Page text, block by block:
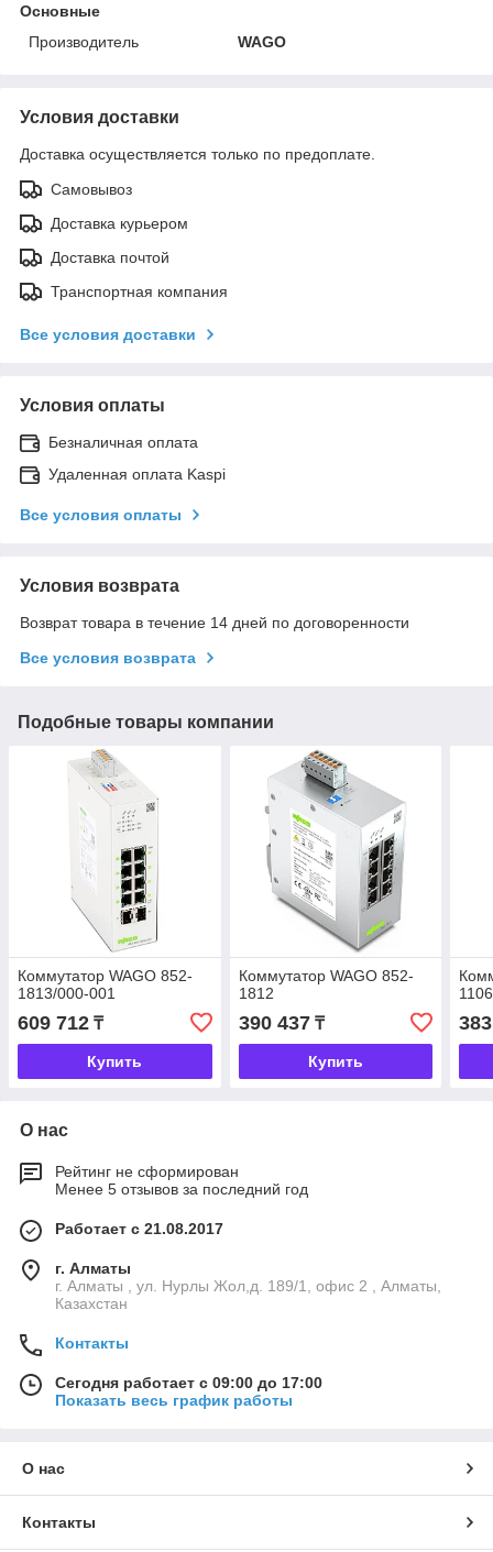
Основные
Производитель
WAGO
Условия доставки
Доставка осуществляется только по предоплате.
Самовывоз
Доставка курьером
Доставка почтой
Транспортная компания
Все условия доставки
Условия оплаты
Безналичная оплата
Удаленная оплата Kaspi
Все условия оплаты
Условия возврата
Возврат товара в течение 14 дней по договоренности
Все условия возврата
Подобные товары компании
Коммутатор WAGO 852-
1813/000-001
609 712 ₸
Купить
Коммутатор WAGO 852-
1812
390 437₸
Купить
1106
О нас
Рейтинг не сформирован
Менее 5 отзывов за последний год
Работает с 21.08.2017
г. Алматы
г. Алматы , ул. Нурлы Жол,д. 189/1, офис 2 , Алматы,
Казахстан
Контакты
Сегодня работает с 09:00 до 17:00
Показать весь график работы
О нас
Контакты